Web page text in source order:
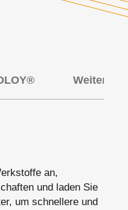
Weitere
an,
und laden Sie
um schnellere und